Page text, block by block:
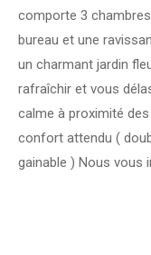
comporte 3
bureau et une
un charmant jardin
rafraîchir et vous
calme à proximité
confort attendu (
gainable ) Nous vous